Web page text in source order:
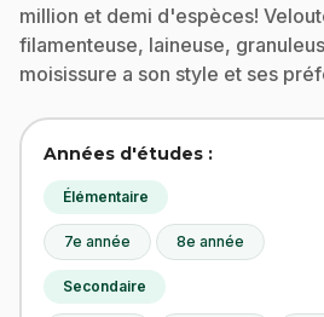
million et demi d'espèces!
filamenteuse, laineuse,
moisissure a son style et ses
Années d'études :
Élémentaire
7e année 8e année
Secondaire